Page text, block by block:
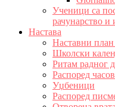
Ученици са
рачунарство
Настава
Наставни
Школски
Ритам радног
Распоред
Уџбеници
Распоред